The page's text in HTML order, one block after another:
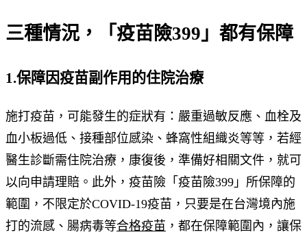
三種情況，「疫苗險399」都有保障
1.保障因疫苗副作用的住院治療
施打疫苗，可能發生的症狀有：嚴重過敏反應、血栓及
血小板過低、接種部位感染、蜂窩性組織炎等等，若經
醫生診斷需住院治療，康復後，準備好相關文件，就可
以向申請理賠。此外，疫苗險「疫苗險399」所保障的
範圍，不限定於COVID-19疫苗，只要是在台灣境內施
打的流感、腸病毒等合格疫苗 ，都在保障範圍內，讓保